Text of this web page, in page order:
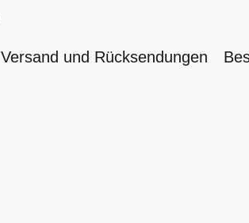
Versand und Rücksendungen